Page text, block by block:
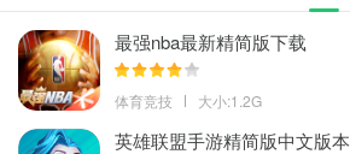
最强nba最新精简版下载
体育竞技 大小:1.2G
英雄联盟手游精简版中文版本